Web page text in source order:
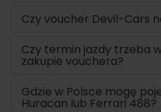
Czy voucher Devil-Cars
Czy termin jazdy trzeba
zakupie vouchera?
Gdzie w Polsce mogę
Huracan lub Ferrari 488?